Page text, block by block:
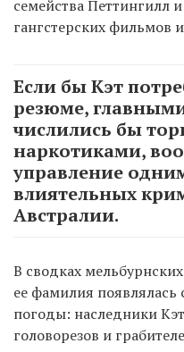
семейства Петтингилл
гангстерских фильмов
Если бы Кэт
резюме,
числились бы
наркотиками,
управление
влиятельных
Австралии.
В сводках
ее фамилия появлялась
погоды: наследники
головорезов и